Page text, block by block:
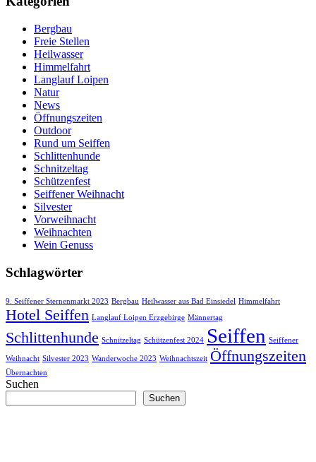
Bergbau
Freie Stellen
Heilwasser
Himmelfahrt
Langlauf Loipen
Natur
News
Öffnungszeiten
Outdoor
Rund um Seiffen
Schlittenhunde
Schnitzeltag
Schützenfest
Seiffener Weihnacht
Silvester
Vorweihnacht
Weihnachten
Wein Genuss
Schlagwörter
9. Seiffener Sternenmarkt 2023 Bergbau Heilwasser aus Bad Einsiedel Himmelfahrt
Hotel Seiffen Langlauf Loipen Erzgebirge Männertag
Schlittenhunde Schnitzeltag Schützenfest 2024 Seiffen Seiffener
Weihnacht Silvester 2023 Wanderwoche 2023 Weihnachtszeit Öffnungszeiten
Übernachten
Suchen
Suchen